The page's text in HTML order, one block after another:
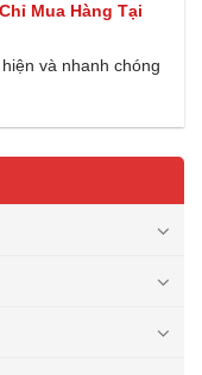
Mua Hàng Tại
và nhanh chóng